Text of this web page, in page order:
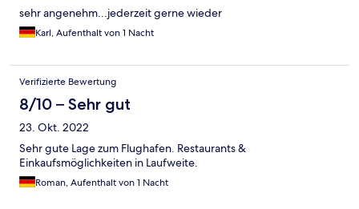
sehr angenehm...jederzeit gerne wieder
Karl, Aufenthalt von 1 Nacht
Verifizierte Bewertung
8/10 – Sehr gut
23. Okt. 2022
Sehr gute Lage zum Flughafen. Restaurants &
Einkaufsmöglichkeiten in Laufweite.
Roman, Aufenthalt von 1 Nacht